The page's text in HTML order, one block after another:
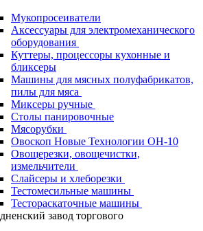
Мукопросеиватели
Аксессуары для электромеханического
оборудования
Куттеры, процессоры кухонные и
бликсеры
Машины для мясных полуфабрикатов,
пилы для мяса
Миксеры ручные
Столы панировочные
Мясорубки
Овоскоп Новые Технологии ОН-10
Овощерезки, овощечистки,
измельчители
Слайсеры и хлеборезки
Тестомесильные машины
Тестораскаточные машины
завод торгового